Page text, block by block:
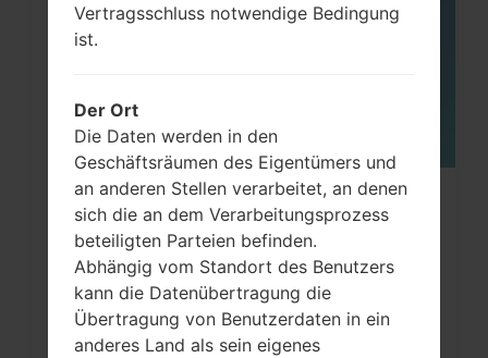
Wie kann man die
Werkseinstellungen durch Code au
LG...
Vertragsschluss notwendige Bedingung
ist.
Der Ort
Die Daten werden in den
Geschäftsräumen des Eigentümers und
an anderen Stellen verarbeitet, an denen
sich die an dem Verarbeitungsprozess
beteiligten Parteien befinden.
Abhängig vom Standort des Benutzers
kann die Datenübertragung die
Übertragung von Benutzerdaten in ein
anderes Land als sein eigenes